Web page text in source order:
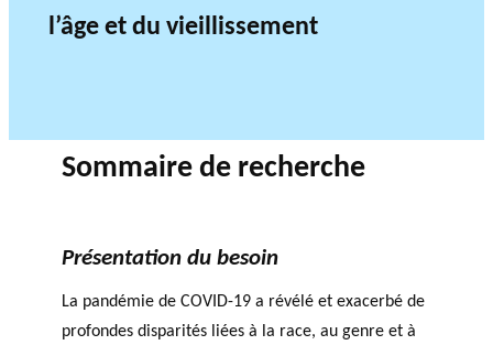
MEMBRES
SOUTIENT TROIS TYPES
DE RECHERCHE AU
TRAVERS DE 5 AXES DE
L’ANNÉE
PHILANTHROPIQUE
l’âge et du vieillissement
Sommaire de recherche
Présentation du besoin
La pandémie de COVID-19 a révélé et exacerbé de
profondes disparités liées à la race, au genre et à